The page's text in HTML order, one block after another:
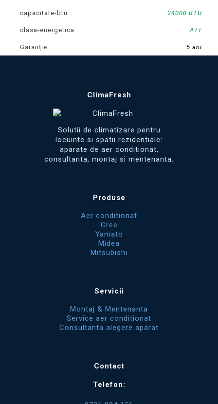
capacitate-btu 24000 BTU
clasa-energetica A++
Garanție 5 ani
ClimaFresh
Solutii de climatizare pentru
locuinte si spatii rezidentiale:
aparate de aer conditionat,
consultanta, montaj si mentenanta.
Produse
Aer conditionat
Gree
Yamato
Midea
Mitsubishi
Servicii
Montaj & Mentenanta
Service aer conditionat
Consultanta alegere aparat
Contact
Telefon: